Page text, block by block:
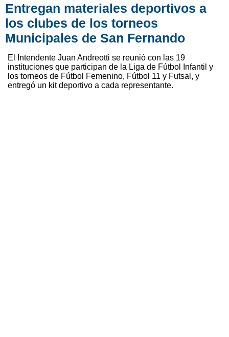
Entregan materiales deportivos a
los clubes de los torneos
Municipales de San Fernando
El Intendente Juan Andreotti se reunió con las 19
instituciones que participan de la Liga de Fútbol Infantil y
los torneos de Fútbol Femenino, Fútbol 11 y Futsal, y
entregó un kit deportivo a cada representante.